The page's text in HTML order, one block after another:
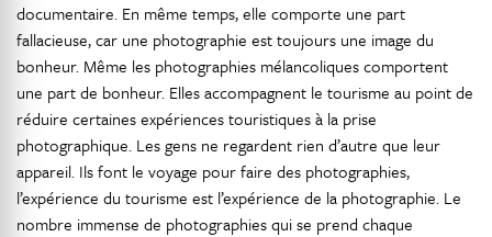
documentaire. En même temps, elle comporte une part
fallacieuse, car une photographie est toujours une image du
bonheur. Même les photographies mélancoliques comportent
une part de bonheur. Elles accompagnent le tourisme au point de
réduire certaines expériences touristiques à la prise
photographique. Les gens ne regardent rien d’autre que leur
appareil. Ils font le voyage pour faire des photographies,
l’expérience du tourisme est l’expérience de la photographie. Le
nombre immense de photographies qui se prend chaque